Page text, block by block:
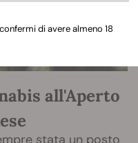
all'Aperto
stata un posto
confermi di avere almeno 18